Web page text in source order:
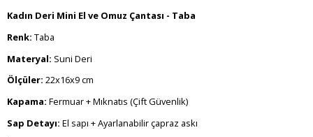
Kadın Deri Mini El ve Omuz Çantası - Taba
Renk: Taba
Materyal: Suni Deri
Ölçüler: 22x16x9 cm
Kapama: Fermuar + Mıknatıs (Çift Güvenlik)
Sap Detayı: El sapı + Ayarlanabilir çapraz askı